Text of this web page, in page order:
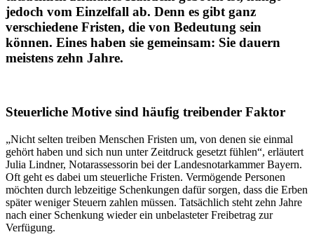
jedoch vom Einzelfall ab. Denn es gibt ganz
verschiedene Fristen, die von Bedeutung sein
können. Eines haben sie gemeinsam: Sie dauern
meistens zehn Jahre.
Steuerliche Motive sind häufig treibender Faktor
„Nicht selten treiben Menschen Fristen um, von denen sie einmal
gehört haben und sich nun unter Zeitdruck gesetzt fühlen“, erläutert
Julia Lindner, Notarassessorin bei der Landesnotarkammer Bayern.
Oft geht es dabei um steuerliche Fristen. Vermögende Personen
möchten durch lebzeitige Schenkungen dafür sorgen, dass die Erben
später weniger Steuern zahlen müssen. Tatsächlich steht zehn Jahre
nach einer Schenkung wieder ein unbelasteter Freibetrag zur
Verfügung.